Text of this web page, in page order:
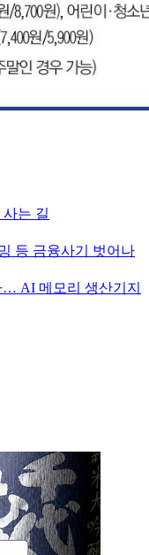
는 길
등 금융사기 벗어나
… AI 메모리 생산기지